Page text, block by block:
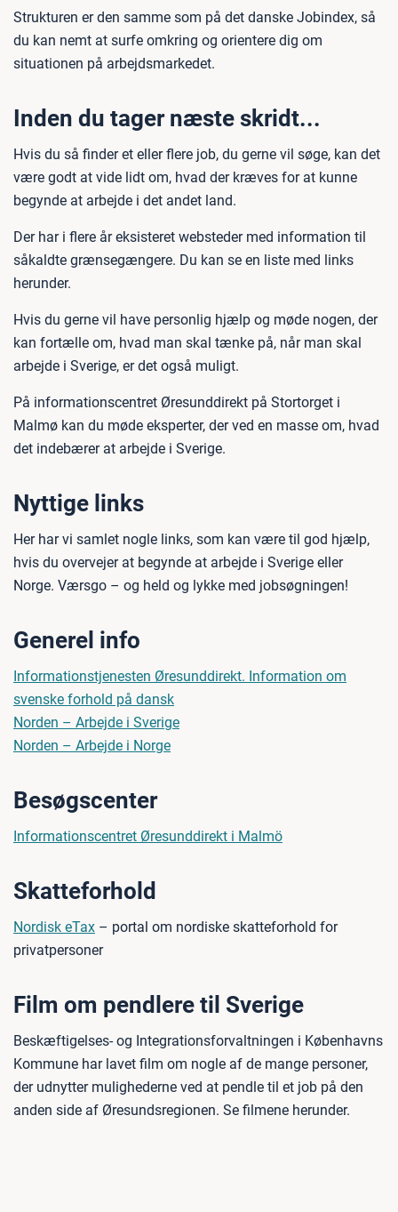
Strukturen er den samme som på det danske Jobindex, så
du kan nemt at surfe omkring og orientere dig om
situationen på arbejdsmarkedet.
Inden du tager næste skridt...
Hvis du så finder et eller flere job, du gerne vil søge, kan det
være godt at vide lidt om, hvad der kræves for at kunne
begynde at arbejde i det andet land.
Der har i flere år eksisteret websteder med information til
såkaldte grænsegængere. Du kan se en liste med links
herunder.
Hvis du gerne vil have personlig hjælp og møde nogen, der
kan fortælle om, hvad man skal tænke på, når man skal
arbejde i Sverige, er det også muligt.
På informationscentret Øresunddirekt på Stortorget i
Malmø kan du møde eksperter, der ved en masse om, hvad
det indebærer at arbejde i Sverige.
Nyttige links
Her har vi samlet nogle links, som kan være til god hjælp,
hvis du overvejer at begynde at arbejde i Sverige eller
Norge. Værsgo – og held og lykke med jobsøgningen!
Generel info
Informationstjenesten Øresunddirekt. Information om
svenske forhold på dansk
Norden – Arbejde i Sverige
Norden – Arbejde i Norge
Besøgscenter
Informationscentret Øresunddirekt i Malmö
Skatteforhold
Nordisk eTax – portal om nordiske skatteforhold for
privatpersoner
Film om pendlere til Sverige
Beskæftigelses- og Integrationsforvaltningen i Københavns
Kommune har lavet film om nogle af de mange personer,
der udnytter mulighederne ved at pendle til et job på den
anden side af Øresundsregionen. Se filmene herunder.